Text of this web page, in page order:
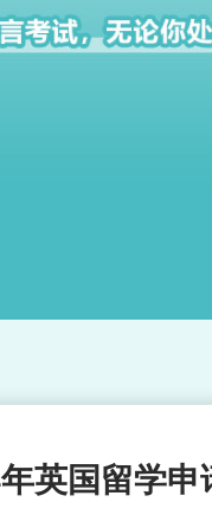
年英国留学